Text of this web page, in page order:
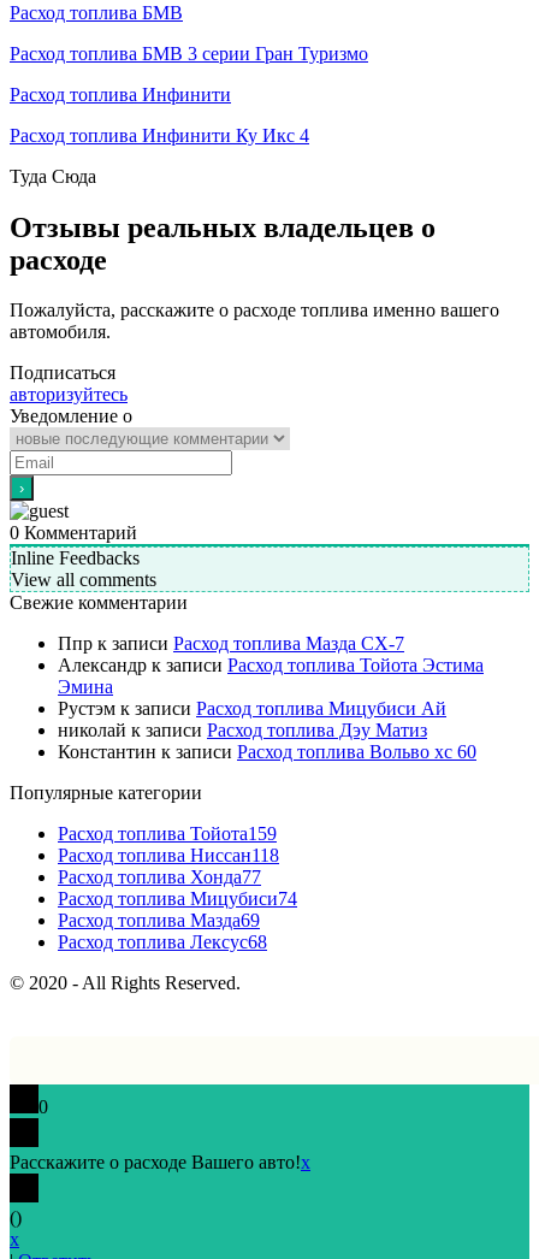
Расход топлива БМВ
Расход топлива БМВ 3 серии Гран Туризмо
Расход топлива Инфинити
Расход топлива Инфинити Ку Икс 4
Туда Сюда
Отзывы реальных владельцев о
расходе
Пожалуйста, расскажите о расходе топлива именно вашего
автомобиля.
Подписаться
авторизуйтесь
Уведомление о
0 Комментарий
Inline Feedbacks
View all comments
Свежие комментарии
Ппр к записи Расход топлива Мазда СХ-7
Александр к записи Расход топлива Тойота Эстима
Эмина
Рустэм к записи Расход топлива Мицубиси Ай
николай к записи Расход топлива Дэу Матиз
Константин к записи Расход топлива Вольво хс 60
Популярные категории
Расход топлива Тойота159
Расход топлива Ниссан118
Расход топлива Хонда77
Расход топлива Мицубиси74
Расход топлива Мазда69
Расход топлива Лексус68
© 2020 - All Rights Reserved.
0
Расскажите о расходе Вашего авто!x
()
x